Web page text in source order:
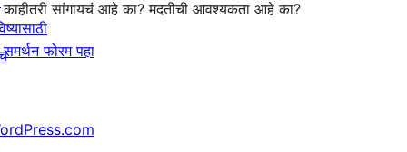
काहीतरी सांगायचं आहे का? मदतीची आवश्यकता आहे का?
समर्थन फोरम पहा